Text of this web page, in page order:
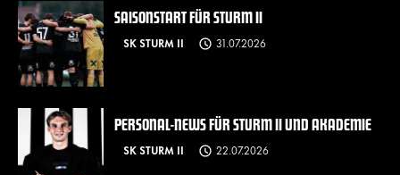
SAISONSTART FÜR STURM II
SK STURM II 31.07.2026
PERSONAL-NEWS FÜR STURM II UND AKADEMIE
SK STURM II 22.07.2026